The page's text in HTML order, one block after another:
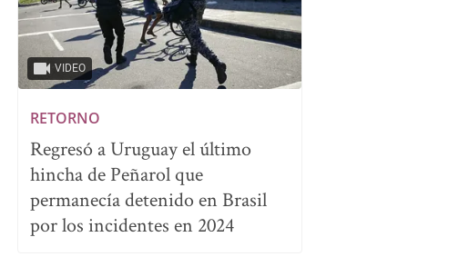
VIDEO
RETORNO
Regresó a Uruguay el último
hincha de Peñarol que
permanecía detenido en Brasil
por los incidentes en 2024